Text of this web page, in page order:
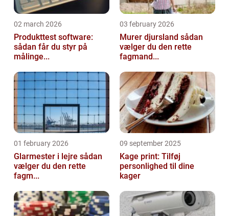
02 march 2026
Produkttest software:
sådan får du styr på
målinge...
03 february 2026
Murer djursland sådan
vælger du den rette
fagmand...
01 february 2026
Glarmester i lejre sådan
vælger du den rette
fagm...
09 september 2025
Kage print: Tilføj
personlighed til dine
kager